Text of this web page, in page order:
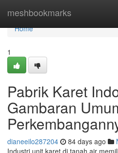
meshbookmarks
Home
Home
1
Pabrik Karet
Gambaran
dianeeilo287204 84 days ago
Industri unit karet di tanah air